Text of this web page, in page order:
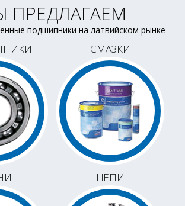
ПРЕДЛАГАЕМ
подшипники на латвийском рынке
СМАЗКИ
ЦЕПИ